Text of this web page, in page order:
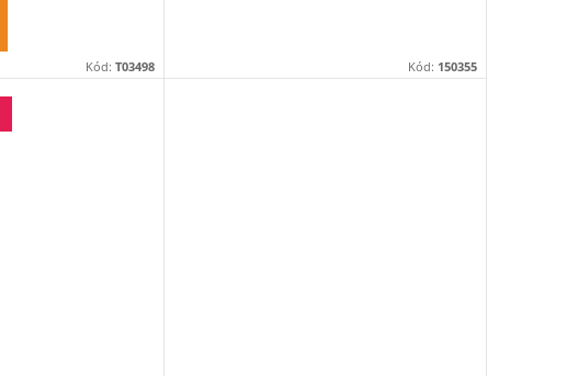
Kód: T03498 Kód: 150355